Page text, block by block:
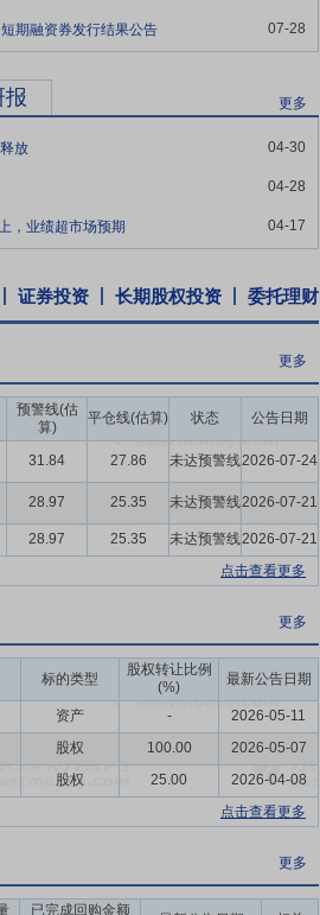
，积极开发适用于固液/固态电池体系
、加入全球市场竞争，以国际化驱动公
镍金属量Pomalaa湿法项目已启动建
、铜钴冶炼于一体的铜钴资源开发体
材料端，在欧洲，匈牙利正极材料一期
斯拉、大众、宝马、现代、Stellantis、
数码产品产业链，以及大疆、小鹏汇天
面赋能企业高效运营与可持续发展。建
多变的市场环境中方向明确、行稳致
实绩效考核，压实经营责任的现代化精
高素质、专业化、国际化、行业领先的
秀的融资能力，为公司的生产经营、建
全。设有集团采购中心，实行集团化和
，是全球首家通过ISO37301合规管理体
有效控制生产成本，显著提升制造能
，运营管理和智能制造处于行业领先水
准、覆盖全公司的ESG管理体系，将
新、强化全球竞争力、构建长期价值”的
实安环责任，增强安环能力。践行“低
“不管在哪里投资，都要为当地经济社会
报告期内，公司入选标普全球《2026年
展工业企业（2024-2025），可持续发
期融资券发行结果公告 07-28
报 更多
放 04-30
04-28
，业绩超市场预期 04-17
证券投资 长期股权投资 委托理财
更多
预警线(估
算)
平仓线(估算) 状态 公告日期
31.84 27.86 未达预警线2026-07-24
28.97 25.35 未达预警线2026-07-21
28.97 25.35 未达预警线2026-07-21
点击查看更多
更多
标的类型
股权转让比例
(%)
最新公告日期
资产 -
2026-05-11
股权 100.00
2026-05-07
股权 25.00
2026-04-08
点击查看更多
更多
已完成回购金额